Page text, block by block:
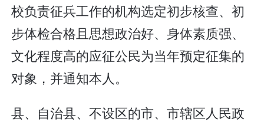
校负责征兵工作的机构选定初步核查、初
步体检合格且思想政治好、身体素质强、
文化程度高的应征公民为当年预定征集的
对象，并通知本人。
县、自治县、不设区的市、市辖区人民政